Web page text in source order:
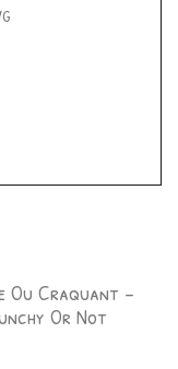
Ou Craquant –
Or Not